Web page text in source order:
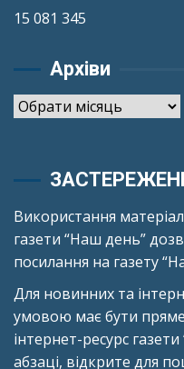
15 081 345
Архіви
Архіви
Використання
газети “Наш день”
посилання на газету
Для новинних та
умовою має бути
інтернет-ресурс
абзаці, відкрите для